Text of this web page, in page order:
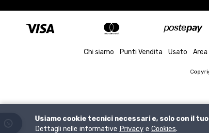
Chi siamo Punti Vendita Usato
Usiamo cookie tecnici necessari e, solo con il
Dettagli nelle informative Privacy e Cookies.